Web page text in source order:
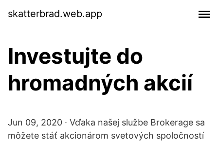
skatterbrad.web.app
Investujte do
hromadných akcií
Jun 09, 2020 · Vďaka našej službe Brokerage sa
môžete stáť akcionárom svetových spoločností